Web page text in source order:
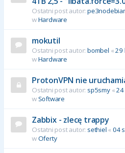
Ostatni post autor:
wHardware
mokutil
Ostatni post autor: bombel «29
wHardware
ProtonVPN nie
Ostatni post autor: sp5smy«24
w Software
Zabbix - zlecę trappy
Ostatni post autor: sethiel «04
wOferty